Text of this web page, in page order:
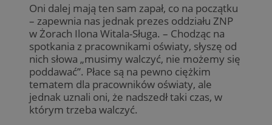
Oni dalej mają ten sam zapał, co na początku
– zapewnia nas jednak prezes oddziału ZNP
w Żorach Ilona Witala-Sługa. – Chodząc na
spotkania z pracownikami oświaty, słyszę od
nich słowa „musimy walczyć, nie możemy się
poddawać”. Płace są na pewno ciężkim
tematem dla pracowników oświaty, ale
jednak uznali oni, że nadszedł taki czas, w
którym trzeba walczyć.